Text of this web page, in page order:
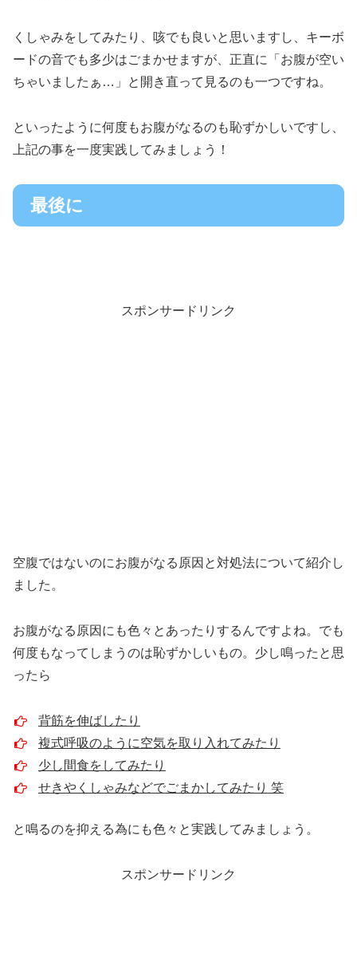
くしゃみをしてみたり、咳でも良いと思いますし、キーボ
ードの音でも多少はごまかせますが、正直に「お腹が空い
ちゃいましたぁ…」と開き直って見るのも一つですね。
といったように何度もお腹がなるのも恥ずかしいですし、
上記の事を一度実践してみましょう！
最後に
スポンサードリンク
空腹ではないのにお腹がなる原因と対処法について紹介し
ました。
お腹がなる原因にも色々とあったりするんですよね。でも
何度もなってしまうのは恥ずかしいもの。少し鳴ったと思
ったら
背筋を伸ばしたり
複式呼吸のように空気を取り入れてみたり
少し間食をしてみたり
せきやくしゃみなどでごまかしてみたり 笑
と鳴るのを抑える為にも色々と実践してみましょう。
スポンサードリンク